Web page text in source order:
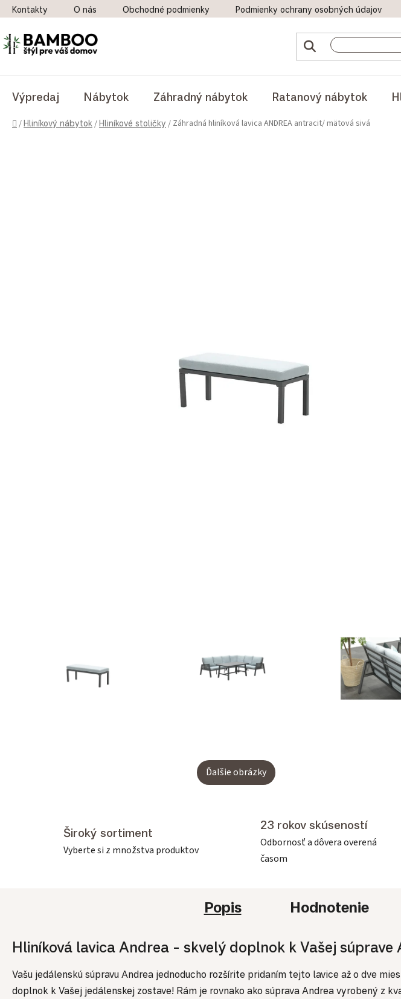
Prejsť na obsah
Kontakty O nás Obchodné podmienky Podmienky ochrany osobných údajov
Výpredaj Nábytok Záhradný nábytok Ratanový nábytok
Domov
/Hliníkový nábytok /Hliníkové stoličky / Záhradná hliníková lavica ANDREA antracit/ mätová sivá
Ďalšie obrázky
Široký sortiment
Vyberte si z množstva produktov
23 rokov skúseností
Odbornosť a dôvera overená
časom
Popis Hodnotenie
Hliníková lavica Andrea - skvelý doplnok k Vašej súprave
Vašu jedálenskú súpravu Andrea jednoducho rozšírite pridaním tejto lavice až o dve
doplnok k Vašej jedálenskej zostave! Rám je rovnako ako súprava Andrea vyrobený